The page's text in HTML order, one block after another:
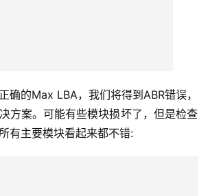
确的Max LBA，我们将得到ABR错误，
方案。可能有些模块损坏了，但是检查
有主要模块看起来都不错: